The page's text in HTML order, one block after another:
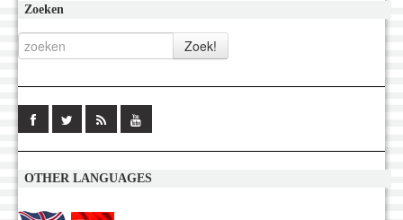
Zoeken
OTHER LANGUAGES